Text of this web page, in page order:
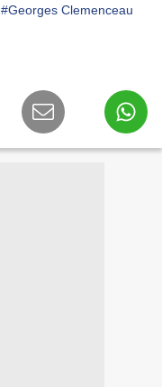
#Georges Clemenceau